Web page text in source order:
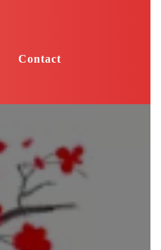
Contact